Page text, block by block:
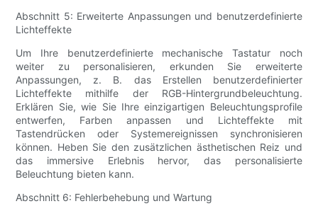
Abschnitt 5: Erweiterte Anpassungen und benutzerdefinierte
Lichteffekte
Um Ihre benutzerdefinierte mechanische Tastatur noch
weiter zu personalisieren, erkunden Sie erweiterte
Anpassungen, z. B. das Erstellen benutzerdefinierter
Lichteffekte mithilfe der RGB-Hintergrundbeleuchtung.
Erklären Sie, wie Sie Ihre einzigartigen Beleuchtungsprofile
entwerfen, Farben anpassen und Lichteffekte mit
Tastendrücken oder Systemereignissen synchronisieren
können. Heben Sie den zusätzlichen ästhetischen Reiz und
das immersive Erlebnis hervor, das personalisierte
Beleuchtung bieten kann.
Abschnitt 6: Fehlerbehebung und Wartung